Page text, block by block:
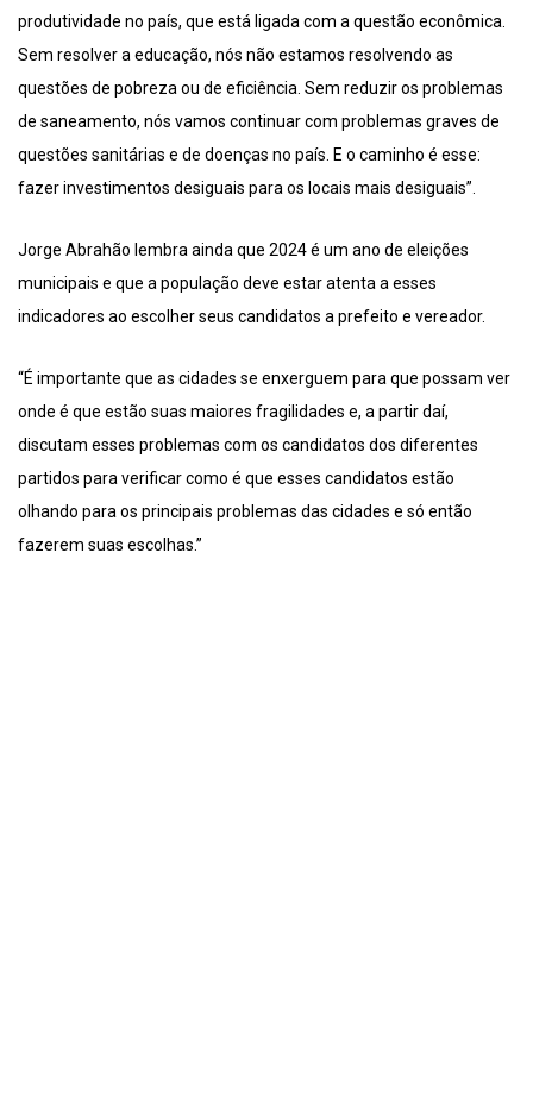
produtividade no país, que está ligada com a questão econômica.
Sem resolver a educação, nós não estamos resolvendo as
questões de pobreza ou de eficiência. Sem reduzir os problemas
de saneamento, nós vamos continuar com problemas graves de
questões sanitárias e de doenças no país. E o caminho é esse:
fazer investimentos desiguais para os locais mais desiguais”.
Jorge Abrahão lembra ainda que 2024 é um ano de eleições
municipais e que a população deve estar atenta a esses
indicadores ao escolher seus candidatos a prefeito e vereador.
“É importante que as cidades se enxerguem para que possam ver
onde é que estão suas maiores fragilidades e, a partir daí,
discutam esses problemas com os candidatos dos diferentes
partidos para verificar como é que esses candidatos estão
olhando para os principais problemas das cidades e só então
fazerem suas escolhas.”